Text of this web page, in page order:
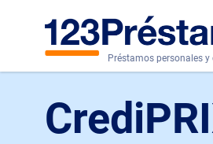
Préstamos personales